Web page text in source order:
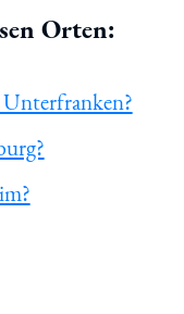
Orten: